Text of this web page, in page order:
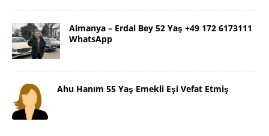
Almanya – Erdal Bey 52 Yaş +49 172 6173111
WhatsApp
Ahu Hanım 55 Yaş Emekli Eşi Vefat Etmiş